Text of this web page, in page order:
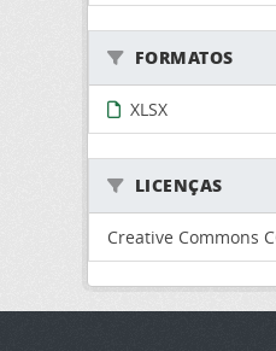
FORMATOS
XLSX
LICENÇAS
Creative Commons